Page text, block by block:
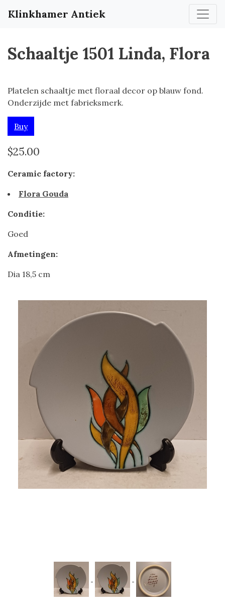
Klinkhamer Antiek
Schaaltje 1501 Linda, Flora
Platelen schaaltje met floraal decor op blauw fond.
Onderzijde met fabrieksmerk.
Buy
$25.00
Ceramic factory:
Flora Gouda
Conditie:
Goed
Afmetingen:
Dia 18,5 cm